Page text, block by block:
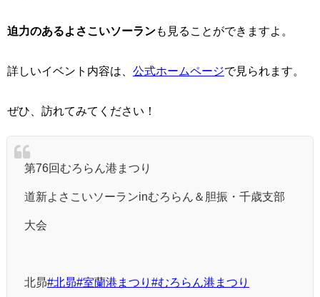
迫力のあるよさこいソーランも見ることができますよ。
詳しいイベント内容は、 公式ホームページで見られます。
ぜひ、訪れてみてください！
第76回むろらん港まつり
道新よさこいソーランinむろらん＆胆振・千歳支部
大会
北昴#北昴#室蘭港まつり #むろらん港まつり